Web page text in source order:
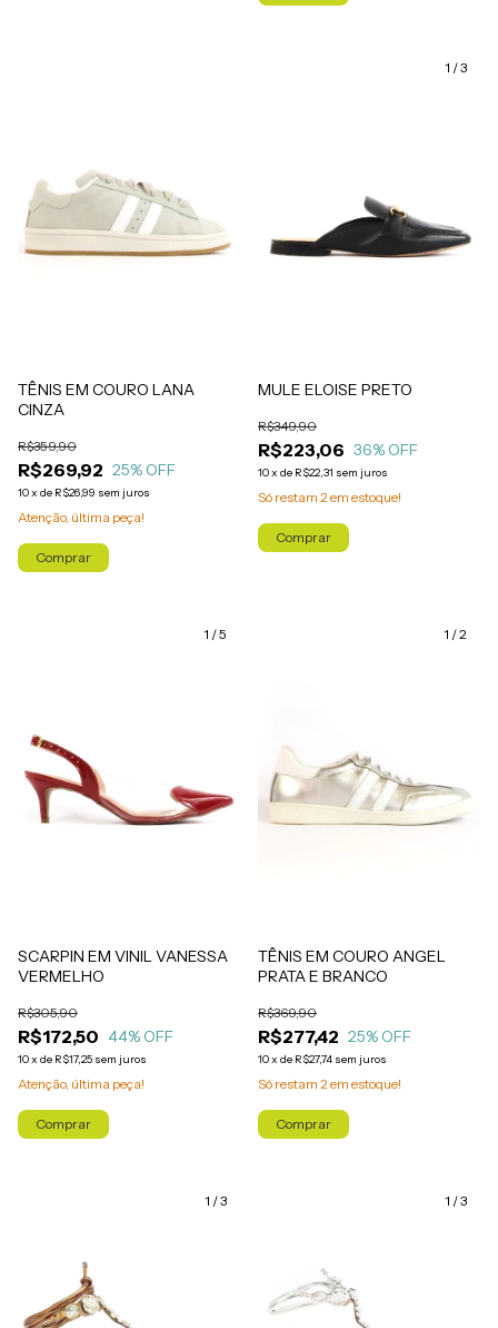
TÊNIS EM COURO LANA
CINZA
R$269,92
R$359,90
25% OFF
10x de R$26,99 sem juros
Atenção, última peça!
Comprar
1 /3
MULE ELOISE PRETO
R$223,06
R$349,90
36% OFF
10x de R$22,31 sem juros
Só restam 2 em estoque!
Comprar
1 /5
SCARPIN EM VINIL VANESSA
VERMELHO
R$172,50
R$305,90
44% OFF
10x de R$17,25 sem juros
Atenção, última peça!
Comprar
1 /2
TÊNIS EM COURO ANGEL
PRATA E BRANCO
R$277,42
R$369,90
25% OFF
10x de R$27,74 sem juros
Só restam 2em estoque!
Comprar
1 /3 1 /3